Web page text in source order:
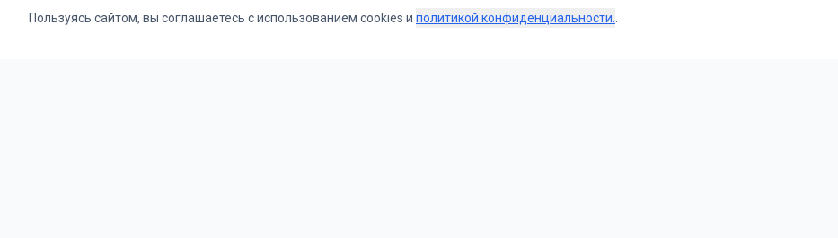
Пользуясь сайтом, вы соглашаетесь с использованием cookies и политикой конфиденциальности.